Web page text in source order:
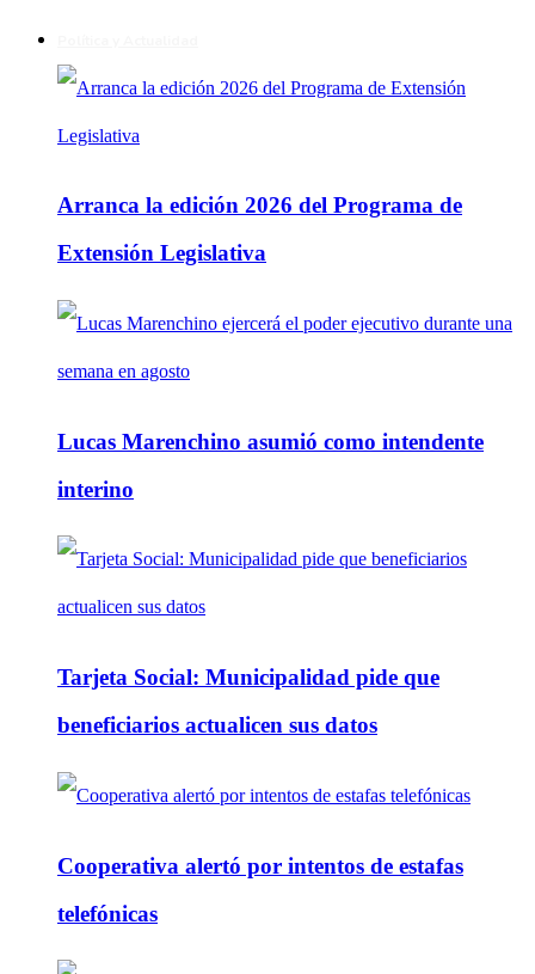
Arranca la edición 2026 del Programa de
Extensión Legislativa
Lucas Marenchino asumió como intendente
interino
Tarjeta Social: Municipalidad pide que
beneficiarios actualicen sus datos
Cooperativa alertó por intentos de estafas
telefónicas